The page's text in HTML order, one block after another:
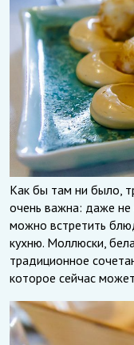
Как бы там ни было,
очень важна: даже не
можно встретить
кухню. Моллюски,
традиционное
которое сейчас